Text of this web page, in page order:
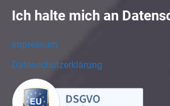
Ich halte mich an
Impressum
Datenschutzerklärung